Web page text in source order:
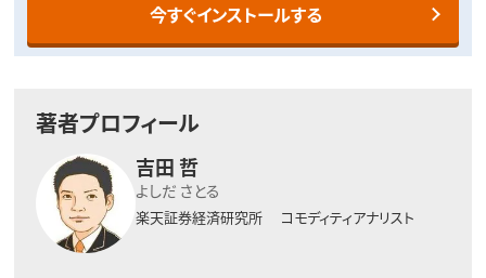
今すぐインストールする
著者プロフィール
吉田 哲
よしだ さとる
楽天証券経済研究所 コモディティアナリスト